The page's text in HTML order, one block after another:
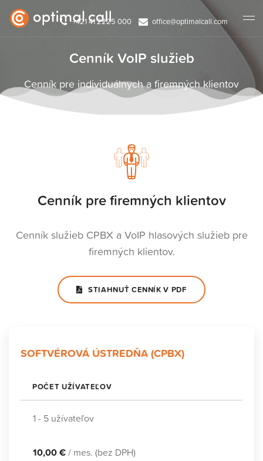
+421 41 2225 000 office@optimalcall.com
Cenník VoIP služieb
Cenník pre individuálnych a firemných klientov
Cenník pre firemných klientov
Cenník služieb CPBX a VoIP hlasových služieb pre
firemných klientov.
STIAHNUŤ CENNÍK V PDF
SOFTVÉROVÁ ÚSTREDŇA (CPBX)
POČET UŽÍVATEĽOV
1 - 5 užívateľov
10,00 €/ mes. (bez DPH)